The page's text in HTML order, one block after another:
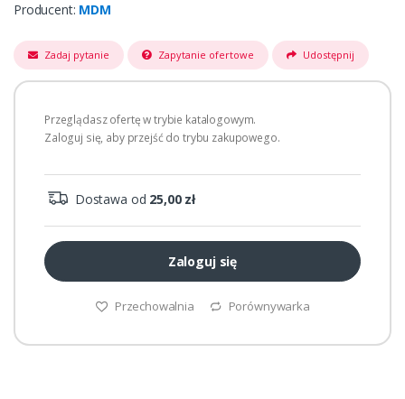
Producent: MDM
Zadaj pytanie Zapytanie ofertowe Udostępnij
Przeglądasz ofertę w trybie katalogowym.
Zaloguj się, aby przejść do trybu zakupowego.
Dostawa od 25,00 zł
Zaloguj się
Przechowalnia Porównywarka